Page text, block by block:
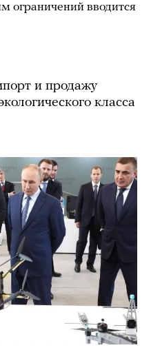
ограничений вводится
и продажу
класса